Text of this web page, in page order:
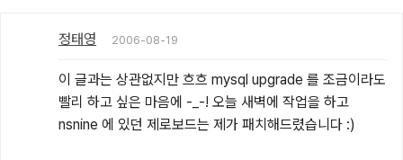
정태영 2006-08-19
이 글과는 상관없지만 흐흐 mysql upgrade 를 조금이라도
빨리 하고 싶은 마음에 -_-! 오늘 새벽에 작업을 하고
nsnine 에 있던 제로보드는 제가 패치해드렸습니다 :)